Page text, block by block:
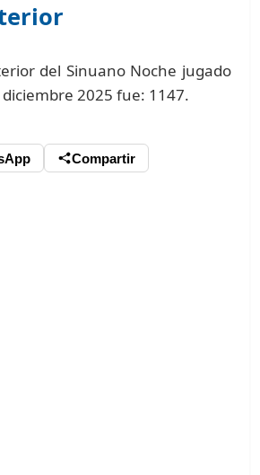
del Sinuano Noche jugado
2025 fue: 1147.
Compartir